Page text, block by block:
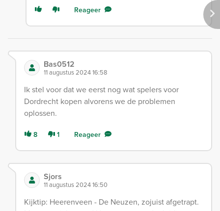
Reageer
Bas0512
11 augustus 2024 16:58
Ik stel voor dat we eerst nog wat spelers voor
Dordrecht kopen alvorens we de problemen
oplossen.
8 1 Reageer
Sjors
11 augustus 2024 16:50
Kijktip: Heerenveen - De Neuzen, zojuist afgetrapt.